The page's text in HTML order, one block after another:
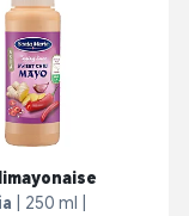
250 ml